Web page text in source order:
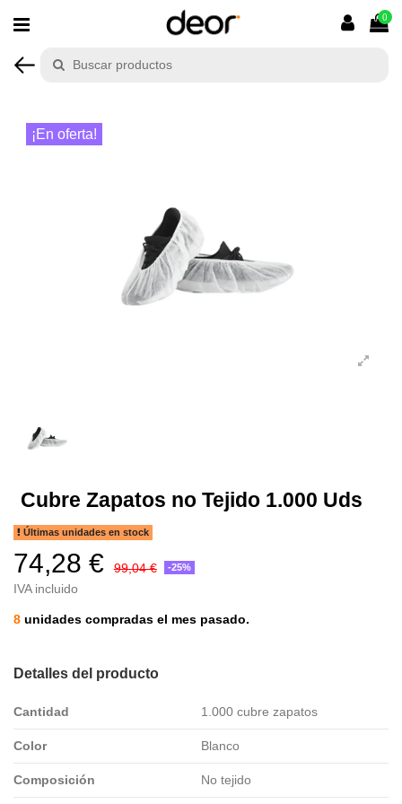
0
¡En oferta!
Cubre Zapatos no Tejido 1.000 Uds
Últimas unidades en stock
74,28 € 99,04 € -25%
IVA incluido
8 unidades compradas el mes pasado.
Detalles del producto
Cantidad 1.000 cubre zapatos
Color Blanco
Composición No tejido